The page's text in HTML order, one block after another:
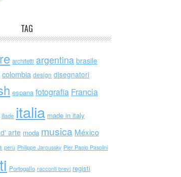
TAG
architetti argentina brasile
colombia design disegnatori
espana fotografia Francia
iliade italia made in italy
arte moda musica México
perù Philippe Jaroussky Pier Paolo Pasolini
Portogallo racconti brevi registi